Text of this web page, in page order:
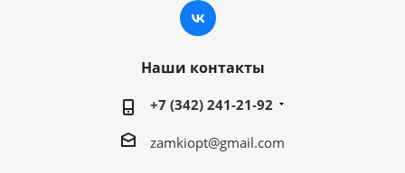
Наши контакты
+7 (342) 241-21-92
zamkiopt@gmail.com